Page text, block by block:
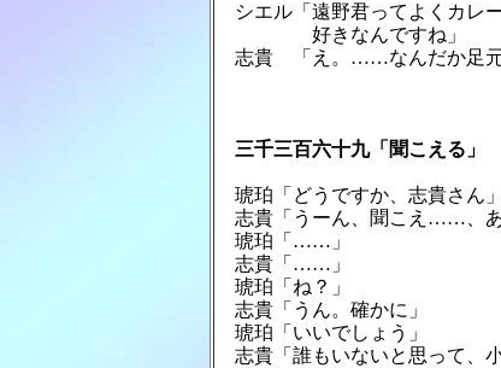
シエル「遠野君ってよくカレ
好きなんですね」
志貴　「え。……なんだか足元
三千三百六十九「聞こえる」
琥珀「どうですか、志貴さん」
志貴「うーん、聞こえ……、あ
琥珀「……」
志貴「……」
琥珀「ね？」
志貴「うん。確かに」
琥珀「いいでしょう」
志貴「誰もいないと思って、